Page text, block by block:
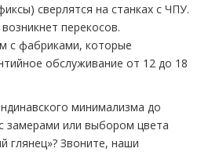
сверлятся на станках с ЧПУ.
перекосов.
с фабриками, которые
обслуживание от 12 до 18
минимализма до
замерами или выбором цвета
глянец»? Звоните, наши